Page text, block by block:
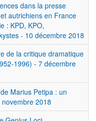
dans la presse
autrichiens en France
: KPD, KPO,
- 10 décembre 2018
de la critique dramatique
1996) - 7 décembre
Marius Petipa : un
2018